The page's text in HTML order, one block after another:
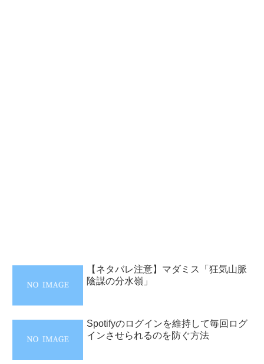
【ネタバレ注意】マダミス「狂気山脈
陰謀の分水嶺」
Spotifyのログインを維持して毎回ログ
インさせられるのを防ぐ方法